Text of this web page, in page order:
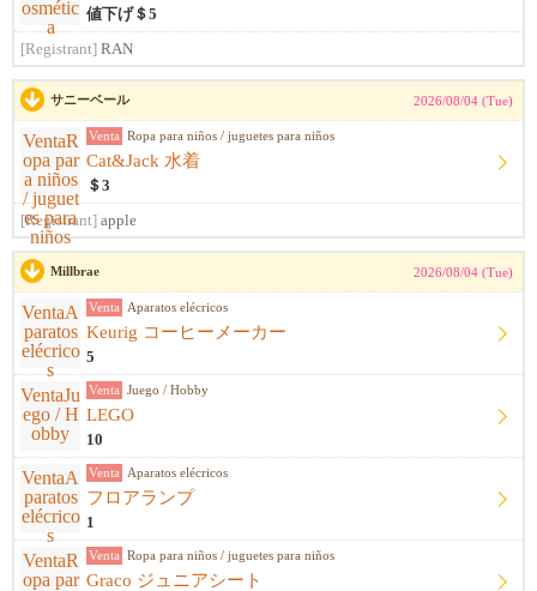
値下げ＄5
[Registrant] RAN
サニーベール 2026/08/04 (Tue)
Venta Ropa para niños / juguetes para niños
Cat&Jack 水着
＄3
[Registrant] apple
Millbrae 2026/08/04 (Tue)
Venta Aparatos elécricos
Keurig コーヒーメーカー
5
Venta Juego / Hobby
LEGO
10
Venta Aparatos elécricos
フロアランプ
1
Venta Ropa para niños / juguetes para niños
Graco ジュニアシート